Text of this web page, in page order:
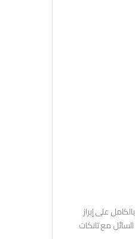
بالكامل على إبراز
هذا السائل مع تانكات